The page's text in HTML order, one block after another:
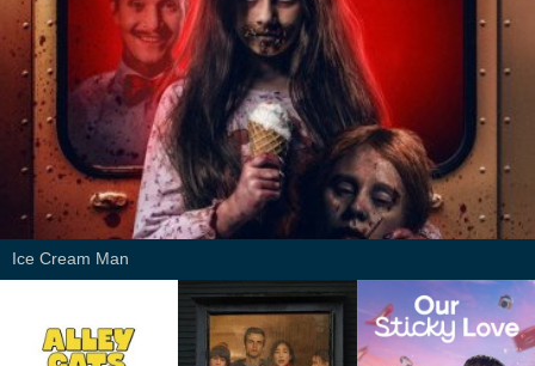
Ice Cream Man